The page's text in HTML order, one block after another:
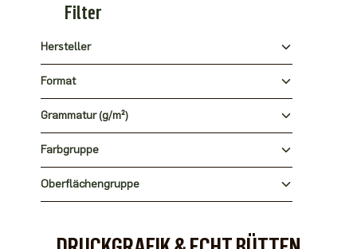
Filter
Hersteller
Format
Grammatur (g/m²)
Farbgruppe
Oberflächengruppe